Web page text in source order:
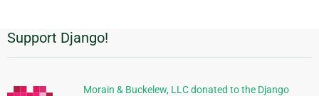
ペ
ー
追
加
的
Support Django!
Morain & Buckelew, LLC donated to the Django